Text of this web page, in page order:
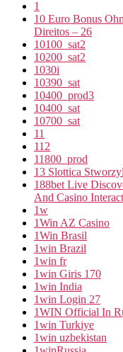
1
10 Euro Bonus
Direitos – 26
10100_sat2
10200_sat2
1030i
10390_sat
10400_prod3
10400_sat
10700_sat
11
112
11800_prod
13 Slottica
188bet Live
And Casino
1w
1Win AZ Casino
1Win Brasil
1win Brazil
1win fr
1win Giris 170
1win India
1win Login 27
1WIN Official In
1win Turkiye
1win uzbekistan